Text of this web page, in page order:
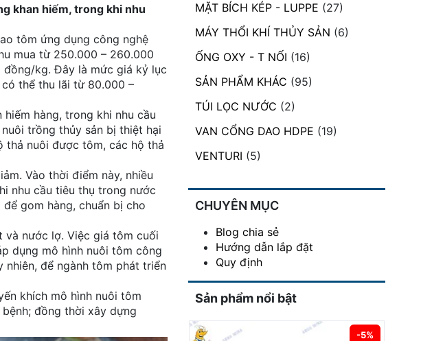
khan hiếm, trong khi nhu
tôm ứng dụng công nghệ
mua từ 250.000 – 260.000
kg. Đây là mức giá kỷ lục
thể thu lãi từ 80.000 –
hàng, trong khi nhu cầu
trồng thủy sản bị thiệt hại
thả nuôi được tôm, các hộ thả
Vào thời điểm này, nhiều
nhu cầu tiêu thụ trong nước
gom hàng, chuẩn bị cho
nước lợ. Việc giá tôm cuối
dụng mô hình nuôi tôm công
nhiên, để ngành tôm phát triển
khích mô hình nuôi tôm
đồng thời xây dựng
MẶT BÍCH KÉP - LUPPE (27)
MÁY THỔI KHÍ THỦY SẢN (6)
ỐNG OXY - T NỐI (16)
SẢN PHẨM KHÁC (95)
TÚI LỌC NƯỚC (2)
VAN CỔNG DAO HDPE (19)
VENTURI (5)
CHUYÊN MỤC
Blog chia sẻ
Hướng dẫn lắp đặt
Quy định
Sản phẩm nổi bật
-5%